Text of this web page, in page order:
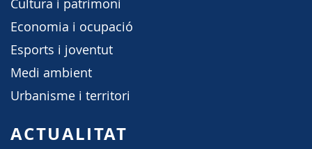
Cultura i patrimoni
Economia i ocupació
Esports i joventut
Medi ambient
Urbanisme i territori
ACTUALITAT